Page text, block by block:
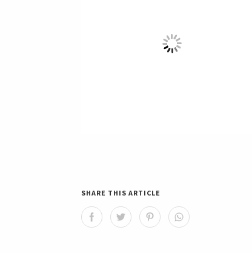
SHARE THIS ARTICLE